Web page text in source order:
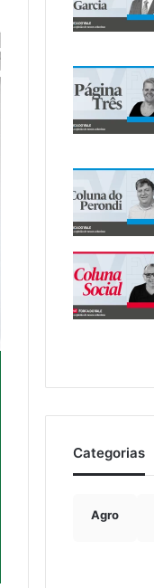
Categorias
Agro